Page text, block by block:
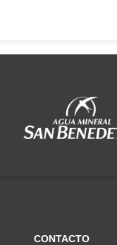
CONTACTO